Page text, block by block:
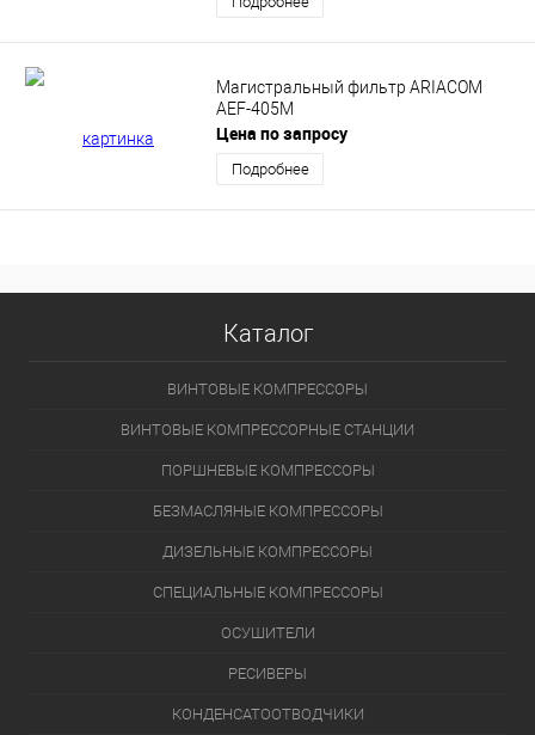
Магистральный фильтр ARIACOM
AEF-405M
Цена по запросу
Подробнее
Каталог
ВИНТОВЫЕ КОМПРЕССОРЫ
ВИНТОВЫЕ КОМПРЕССОРНЫЕ СТАНЦИИ
ПОРШНЕВЫЕ КОМПРЕССОРЫ
БЕЗМАСЛЯНЫЕ КОМПРЕССОРЫ
ДИЗЕЛЬНЫЕ КОМПРЕССОРЫ
СПЕЦИАЛЬНЫЕ КОМПРЕССОРЫ
ОСУШИТЕЛИ
РЕСИВЕРЫ
КОНДЕНСАТООТВОДЧИКИ